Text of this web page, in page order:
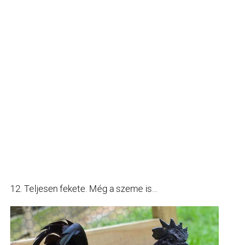
12. Teljesen fekete. Még a szeme is…